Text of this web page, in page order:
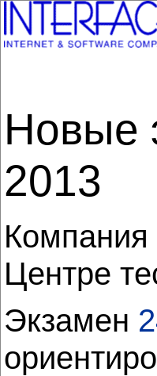
Новые
2013
Компания
Центре
Экзамен